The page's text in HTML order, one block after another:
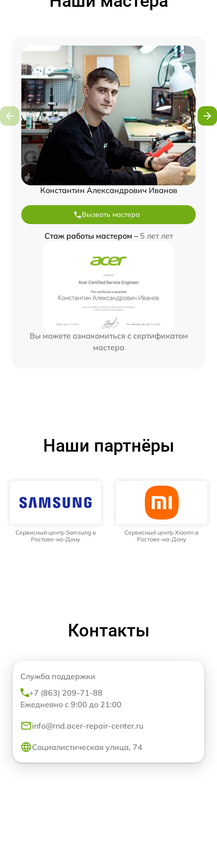
Константин Александрович Иванов
Вызвать мастера
Стаж работы мастером – 5 лет лет
Вы можете ознакомиться с сертификатом
мастера
Наши партнёры
Сервисный центр Samsung в
Ростове-на-Дону
Сервисный центр Xiaomi в
Ростове-на-Дону
Контакты
Служба поддержки
+7 (863) 209-71-88
Ежедневно с 9:00 до 21:00
info@rnd.acer-repair-center.ru
Социалистическая улица, 74